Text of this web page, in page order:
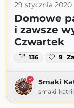
29 stycznia 2020
Domowe
i zawsze
Czwartek
136 9
Smaki
smaki-